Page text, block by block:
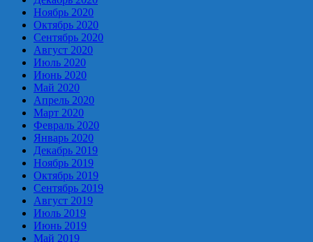
Ноябрь 2020
Октябрь 2020
Сентябрь 2020
Август 2020
Июль 2020
Июнь 2020
Май 2020
Апрель 2020
Март 2020
Февраль 2020
Январь 2020
Декабрь 2019
Ноябрь 2019
Октябрь 2019
Сентябрь 2019
Август 2019
Июль 2019
Июнь 2019
Май 2019